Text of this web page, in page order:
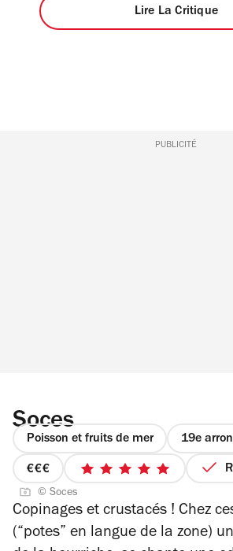
Lire La Critique
PUBLICITÉ
Soces
Poisson et fruits de mer 19e
prix
3
sur
4
5
5
étoiles
© Soces
Copinages et crustacés ! Chez
(“potes” en langue de la zone)